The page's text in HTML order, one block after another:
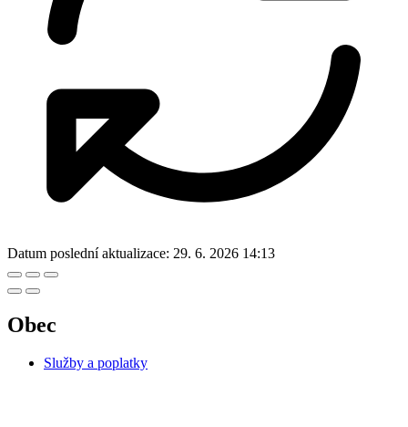
Datum poslední aktualizace: 29. 6. 2026 14:13
Obec
Služby a poplatky